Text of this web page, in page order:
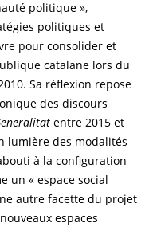
politique »,
politiques et
pour consolider et
catalane lors du
Sa réflexion repose
des discours
entre 2015 et
lumière des modalités
à la configuration
un « espace social
autre facette du projet
espaces